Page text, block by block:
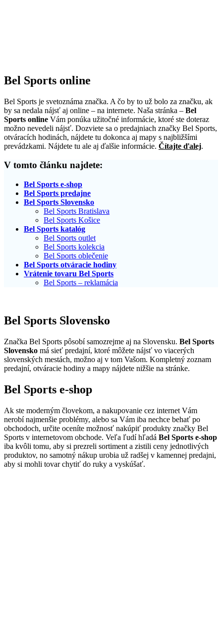
Bel Sports online
Bel Sports je svetoznáma značka. A čo by to už bolo za značku, ak
by sa nedala nájsť aj online – na internete. Naša stránka – Bel
Sports online Vám ponúka užitočné informácie, ktoré ste doteraz
možno nevedeli nájsť. Dozviete sa o predajniach značky Bel Sports,
otváracích hodinách, nájdete tu dokonca aj mapy s najbližšími
prevádzkami. Nájdete tu ale aj ďalšie informácie. Čítajte ďalej.
V tomto článku najdete:
Bel Sports e-shop
Bel Sports predajne
Bel Sports Slovensko
Bel Sports Bratislava
Bel Sports Košice
Bel Sports katalóg
Bel Sports outlet
Bel Sports kolekcia
Bel Sports oblečenie
Bel Sports otváracie hodiny
Vrátenie tovaru Bel Sports
Bel Sports – reklamácia
Bel Sports Slovensko
Značka Bel Sports pôsobí samozrejme aj na Slovensku. Bel Sports
Slovensko má sieť predajní, ktoré môžete nájsť vo viacerých
slovenských mestách, možno aj v tom Vašom. Kompletný zoznam
predajní, otváracie hodiny a mapy nájdete nižšie na stránke.
Bel Sports e-shop
Ak ste moderným človekom, a nakupovanie cez internet Vám
nerobí najmenšie problémy, alebo sa Vám iba nechce behať po
obchodoch, určite oceníte možnosť nakúpiť produkty značky Bel
Sports v internetovom obchode. Veľa ľudí hľadá Bel Sports e-shop
iba kvôli tomu, aby si prezreli sortiment a zistili ceny jednotlivých
produktov, no samotný nákup urobia už radšej v kamennej predajni,
aby si mohli tovar chytiť do ruky a vyskúšať.